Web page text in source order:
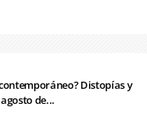
Distopías y
de...